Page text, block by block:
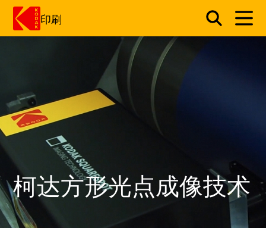
印刷
柯达方形光点成像技术